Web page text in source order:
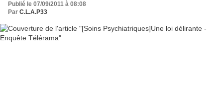
Publié le 07/09/2011 à 08:08
Par C.L.A.P33